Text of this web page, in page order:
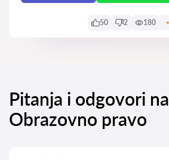
50 2 180
Pitanja i odgovori na
Obrazovno pravo